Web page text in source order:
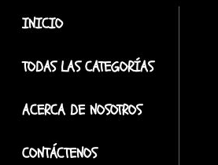
INICIO
TODAS LAS CATEGORÍAS
ACERCA DE NOSOTROS
CONTÁCTENOS